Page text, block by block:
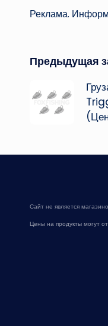
Реклама.
записи
Предыдущая
Сайт не является
Цены на продукты могут